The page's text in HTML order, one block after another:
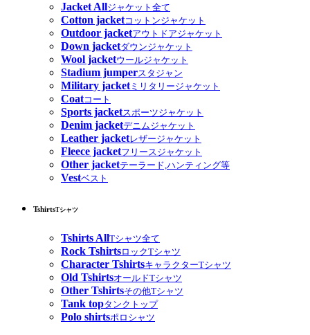
Jacket Allジャケット全て
Cotton jacketコットンジャケット
Outdoor jacketアウトドアジャケット
Down jacketダウンジャケット
Wool jacketウールジャケット
Stadium jumperスタジャン
Military jacketミリタリージャケット
Coatコート
Sports jacketスポーツジャケット
Denim jacketデニムジャケット
Leather jacketレザージャケット
Fleece jacketフリースジャケット
Other jacketテーラード,ハンティング等
Vestベスト
TshirtsTシャツ
Tshirts AllTシャツ全て
Rock TshirtsロックTシャツ
Character TshirtsキャラクターTシャツ
Old TshirtsオールドTシャツ
Other Tshirtsその他Tシャツ
Tank topタンクトップ
Polo shirtsポロシャツ